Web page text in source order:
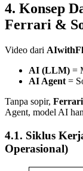
4. Konsep
Ferrari &
Video dari
AI (LLM) =
AI Agent =
Tanpa sopir, Ferrari
Agent, model AI
4.1. Siklus
Operasional)